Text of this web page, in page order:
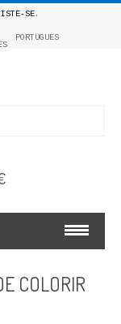
SE.
PORTUGUES
COLORIR